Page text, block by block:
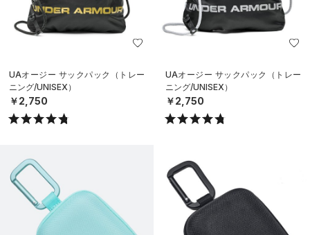
UAオージー サックパック（トレー
ニング/UNISEX）
￥2,750
UAオージー サックパック（トレー
ニング/UNISEX）
￥2,750